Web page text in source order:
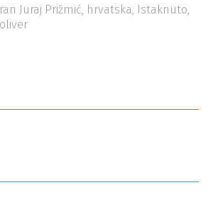
Juraj Prižmić, hrvatska, Istaknuto,